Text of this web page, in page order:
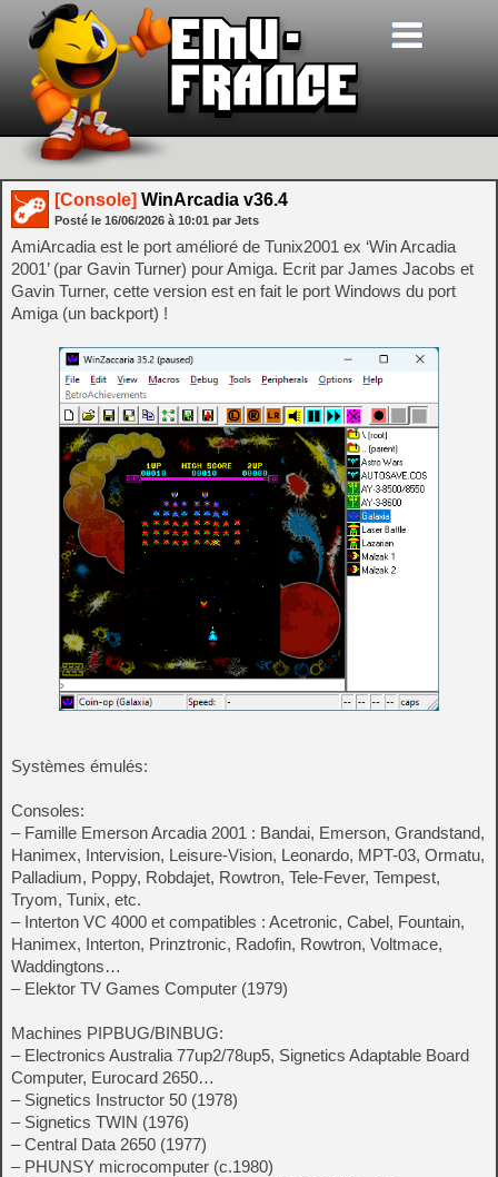
[Console] WinArcadia v36.4
Posté le 16/06/2026 à 10:01 par Jets
AmiArcadia est le port amélioré de Tunix2001 ex ‘Win Arcadia
2001’ (par Gavin Turner) pour Amiga. Ecrit par James Jacobs et
Gavin Turner, cette version est en fait le port Windows du port
Amiga (un backport) !
Systèmes émulés:
Consoles:
– Famille Emerson Arcadia 2001 : Bandai, Emerson, Grandstand,
Hanimex, Intervision, Leisure-Vision, Leonardo, MPT-03, Ormatu,
Palladium, Poppy, Robdajet, Rowtron, Tele-Fever, Tempest,
Tryom, Tunix, etc.
– Interton VC 4000 et compatibles : Acetronic, Cabel, Fountain,
Hanimex, Interton, Prinztronic, Radofin, Rowtron, Voltmace,
Waddingtons…
– Elektor TV Games Computer (1979)
Machines PIPBUG/BINBUG:
– Electronics Australia 77up2/78up5, Signetics Adaptable Board
Computer, Eurocard 2650…
– Signetics Instructor 50 (1978)
– Signetics TWIN (1976)
– Central Data 2650 (1977)
– PHUNSY microcomputer (c.1980)